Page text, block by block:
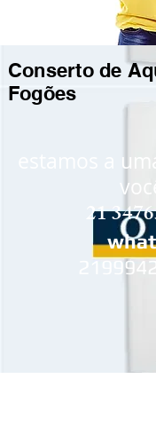
Conserto de
Fogões
estamos a
você
21